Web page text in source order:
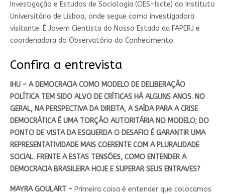
Investigação e Estudos de Sociologia (CIES-Iscte) do Instituto
Universitário de Lisboa, onde segue como investigadora
visitante. É Jovem Cientista do Nosso Estado da FAPERJ e
coordenadora do Observatório do Conhecimento.
Confira a entrevista
IHU – A DEMOCRACIA COMO MODELO DE DELIBERAÇÃO
POLÍTICA TEM SIDO ALVO DE CRÍTICAS HÁ ALGUNS ANOS. NO
GERAL, NA PERSPECTIVA DA DIREITA, A SAÍDA PARA A CRISE
DEMOCRÁTICA É UMA TORÇÃO AUTORITÁRIA NO MODELO; DO
PONTO DE VISTA DA ESQUERDA O DESAFIO É GARANTIR UMA
REPRESENTATIVIDADE MAIS COERENTE COM A PLURALIDADE
SOCIAL. FRENTE A ESTAS TENSÕES, COMO ENTENDER A
DEMOCRACIA BRASILEIRA HOJE E SUPERAR SEUS ENTRAVES?
MAYRA GOULART –Primeira coisa é entender que colocamos